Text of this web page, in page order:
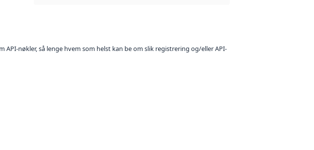
nøkler, så lenge hvem som helst kan be om slik registrering og/eller API-